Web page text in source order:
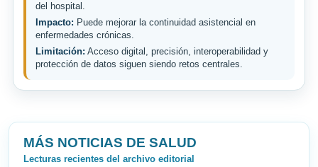
del hospital.
Impacto: Puede mejorar la continuidad asistencial en
enfermedades crónicas.
Limitación: Acceso digital, precisión, interoperabilidad y
protección de datos siguen siendo retos centrales.
MÁS NOTICIAS DE SALUD
Lecturas recientes del archivo editorial